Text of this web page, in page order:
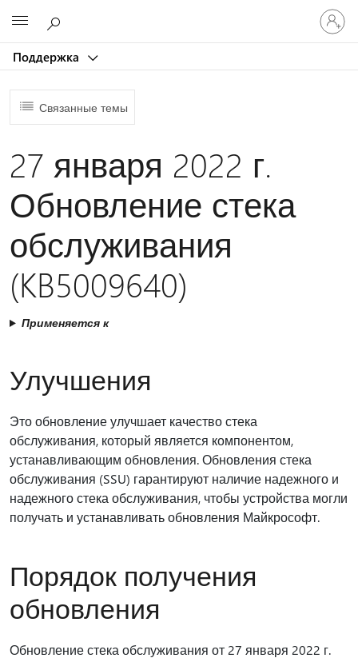
Поддержка
Связанные темы
27 января 2022 г.
Обновление стека
обслуживания
(KB5009640)
Применяется к
Улучшения
Это обновление улучшает качество стека
обслуживания, который является компонентом,
устанавливающим обновления. Обновления стека
обслуживания (SSU) гарантируют наличие надежного и
надежного стека обслуживания, чтобы устройства могли
получать и устанавливать обновления Майкрософт.
Порядок получения
обновления
Обновление стека обслуживания от 27 января 2022 г.